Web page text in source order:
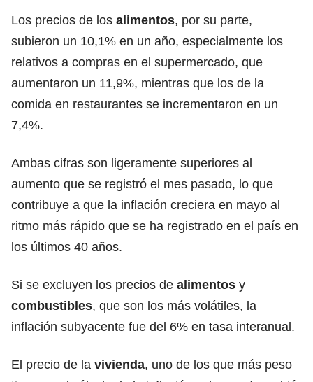
Los precios de los alimentos, por su parte,
subieron un 10,1% en un año, especialmente los
relativos a compras en el supermercado, que
aumentaron un 11,9%, mientras que los de la
comida en restaurantes se incrementaron en un
7,4%.
Ambas cifras son ligeramente superiores al
aumento que se registró el mes pasado, lo que
contribuye a que la inflación creciera en mayo al
ritmo más rápido que se ha registrado en el país en
los últimos 40 años.
Si se excluyen los precios de alimentos y
combustibles, que son los más volátiles, la
inflación subyacente fue del 6% en tasa interanual.
El precio de la vivienda, uno de los que más peso